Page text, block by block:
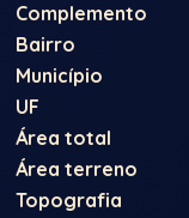
Complemento
Bairro
Município
UF
Área total
Área terreno
Topografia